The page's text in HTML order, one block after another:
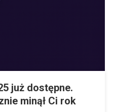
już dostępne.
minął Ci rok